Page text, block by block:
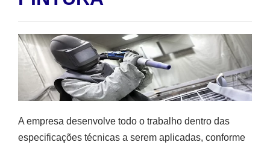
A empresa desenvolve todo o trabalho dentro das
especificações técnicas a serem aplicadas, conforme